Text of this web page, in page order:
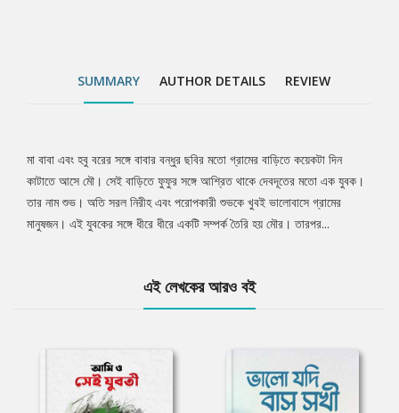
SUMMARY AUTHOR DETAILS REVIEW
Tab
Article
মা বাবা এবং হবু বরের সঙ্গে বাবার বন্ধুর ছবির মতো গ্রামের বাড়িতে কয়েকটা দিন
কাটাতে আসে মৌ। সেই বাড়িতে ফুফুর সঙ্গে আশ্রিত থাকে দেবদূতের মতো এক যুবক।
তার নাম শুভ। অতি সরল নিরীহ এবং পরোপকারী শুভকে খুবই ভালোবাসে গ্রামের
মানুষজন। এই যুবকের সঙ্গে ধীরে ধীরে একটি সম্পর্ক তৈরি হয় মৌর। তারপর...
এই লেখকের আরও বই